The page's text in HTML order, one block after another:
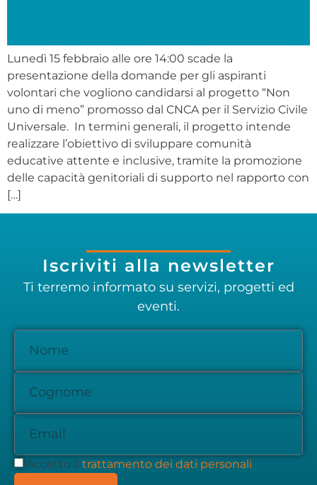
Lunedì 15 febbraio alle ore 14:00 scade la
presentazione della domande per gli aspiranti
volontari che vogliono candidarsi al progetto “Non
uno di meno” promosso dal CNCA per il Servizio Civile
Universale. In termini generali, il progetto intende
realizzare l’obiettivo di sviluppare comunità
educative attente e inclusive, tramite la promozione
delle capacità genitoriali di supporto nel rapporto con
[…]
Iscriviti alla newsletter
Ti terremo informato su servizi, progetti ed
eventi.
Accetto il trattamento dei dati personali